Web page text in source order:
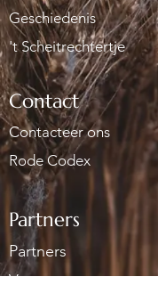
Geschiedenis
't Scheitrechtertje
Contact
Contacteer ons
Rode Codex
Partners
Partners
Vacatures